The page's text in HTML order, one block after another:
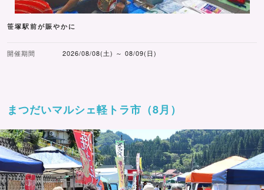
笹塚駅前が賑やかに
開催期間 2026/08/08(土) ～ 08/09(日)
まつだいマルシェ軽トラ市（8月）